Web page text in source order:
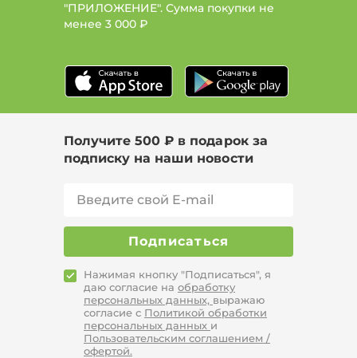
"ПРИЛОЖЕНИЕ". Сумма покупки не
менее 3 000 ₽
Получите 500 ₽ в подарок за
подписку на наши новости
Подписаться
Нажимая кнопку "Подписаться", я
даю согласие на обработку
персональных данных, выражаю
согласие с Политикой обработки
персональных данных и
Пользовательским соглашением /
офертой.